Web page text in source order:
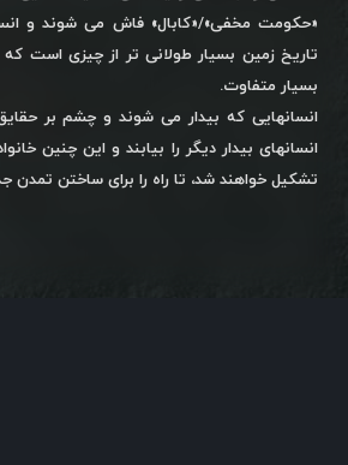
«حکومت مخفی»/«کابال» فاش می شوند و
تاریخ زمین بسیار طولانی تر از چیزی است
بسیار متفاوت.
انسانهایی که بیدار می شوند و چشم بر حقایق
انسانهای بیدار دیگر را بیابند و این چنین
تشکیل خواهند شد، تا راه را برای ساختن تمدن